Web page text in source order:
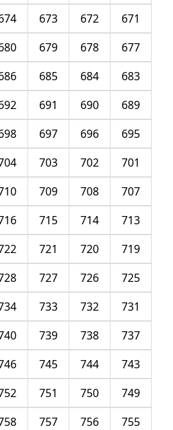
671
672
673
677
678
679
683
684
685
689
690
691
695
696
697
701
702
703
707
708
709
713
714
715
719
720
721
725
726
727
731
732
733
737
738
739
743
744
745
749
750
751
755
756
757